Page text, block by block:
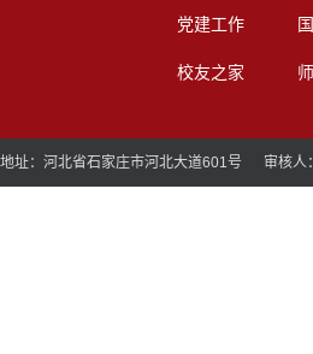
党建工作
校友之家
地址：河北省石家庄市河北大道601号 审核人